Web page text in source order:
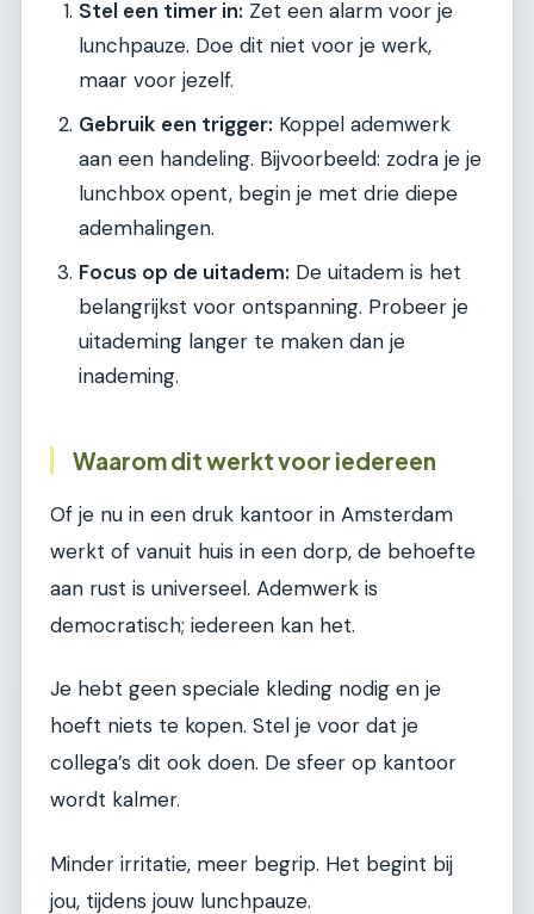
Stel een timer in: Zet een alarm voor je
lunchpauze. Doe dit niet voor je werk,
maar voor jezelf.
Gebruik een trigger: Koppel ademwerk
aan een handeling. Bijvoorbeeld: zodra je je
lunchbox opent, begin je met drie diepe
ademhalingen.
Focus op de uitadem: De uitadem is het
belangrijkst voor ontspanning. Probeer je
uitademing langer te maken dan je
inademing.
Waarom dit werkt voor iedereen
Of je nu in een druk kantoor in Amsterdam
werkt of vanuit huis in een dorp, de behoefte
aan rust is universeel. Ademwerk is
democratisch; iedereen kan het.
Je hebt geen speciale kleding nodig en je
hoeft niets te kopen. Stel je voor dat je
collega’s dit ook doen. De sfeer op kantoor
wordt kalmer.
Minder irritatie, meer begrip. Het begint bij
jou, tijdens jouw lunchpauze.